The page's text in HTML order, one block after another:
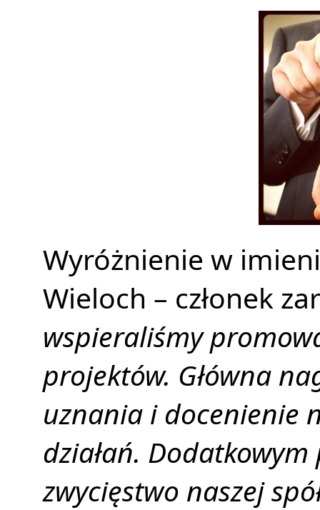
Wyróżnienie w
Wieloch – członek
wspieraliśmy
projektów. Główna
uznania i docenienie
działań.
zwycięstwo naszej